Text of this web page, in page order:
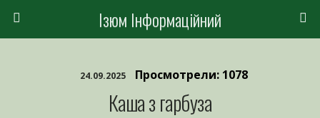
Ізюм Інформаційний
24.09.2025 Просмотрели: 1078
Каша з гарбуза